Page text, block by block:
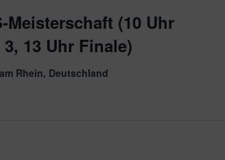
Meisterschaft (10 Uhr
13 Uhr Finale)
Rhein, Deutschland